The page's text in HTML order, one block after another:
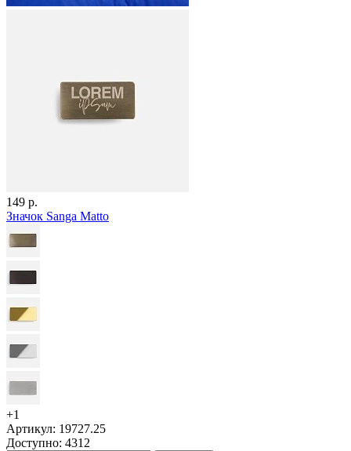
149 р.
Значок Sanga Matto
+1
Артикул: 19727.25
Доступно: 4312